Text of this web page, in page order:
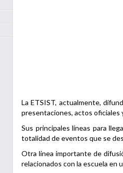
La ETSIST, actualmente,
presentaciones, actos oficiales
Sus principales líneas para
totalidad de eventos que se
Otra línea importante de
relacionados con la escuela en